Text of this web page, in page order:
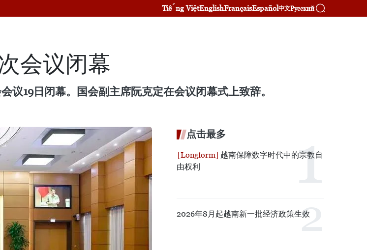
Tiếng ViệtEnglishFrançaisEspañol中文Русский
会议闭幕
议19日闭幕。国会副主席阮克定在会议闭幕式上致辞。
点击最多
越南保障数字时代中的宗教自
由权利
2026年8月起越南新一批经济政策生效